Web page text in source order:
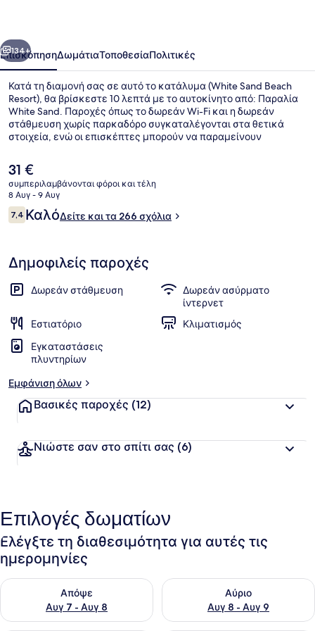
Επόμενο
134+
ΕπισκόπησηΔωμάτιαΤοποθεσίαΠολιτικές
Κατά τη διαμονή σας σε αυτό το κατάλυμα (White Sand Beach
Resort), θα βρίσκεστε 10 λεπτά με το αυτοκίνητο από: Παραλία
White Sand. Παροχές όπως το δωρεάν Wi-Fi και η δωρεάν
στάθμευση χωρίς παρκαδόρο συγκαταλέγονται στα θετικά
στοιχεία, ενώ οι επισκέπτες μπορούν να παραμείνουν
καταλύματος. Άλλοι ταξιδιώτες λένε εξαιρετικά πράγματα για
το εξυπηρετικό προσωπικό.
Η
τρέχουσα
τιμή
είναι
31 €
31 €
συμπεριλαμβάνονται φόροι και τέλη
8 Αυγ - 9 Αυγ
Σχόλια
7,47,4 στα 10
ΚαλόΔείτε και τα 266 σχόλια
Δημοφιλείς παροχές
Δωρεάν στάθμευση
Δωρεάν ασύρματο
ίντερνετ
Εστιατόριο
Κλιματισμός
Εγκαταστάσεις
πλυντηρίων
Εμφάνιση όλων
Βασικές παροχές (12)
Νιώστε σαν στο σπίτι σας (6)
Επιλογές δωματίων
Ελέγξτε τη διαθεσιμότητα για αυτές τις
ημερομηνίες
Απόψε
Αυγ 7 - Αυγ 8
Έλεγχος διαθεσιμότητας για απόψε Αυγ 7 - Αυγ 8
Αύριο
Αυγ 8 - Αυγ 9
Έλεγχος διαθεσιμότητας